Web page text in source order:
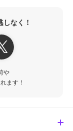
なく！
や
ます！